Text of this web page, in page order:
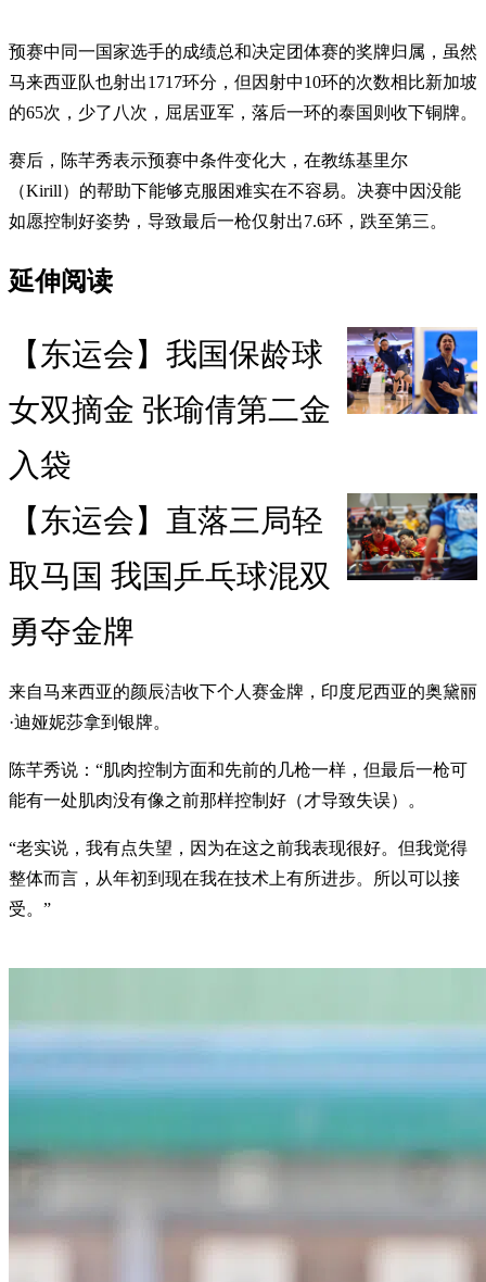
预赛中同一国家选手的成绩总和决定团体赛的奖牌归属，虽然
马来西亚队也射出1717环分，但因射中10环的次数相比新加坡
的65次，少了八次，屈居亚军，落后一环的泰国则收下铜牌。
赛后，陈芊秀表示预赛中条件变化大，在教练基里尔
（Kirill）的帮助下能够克服困难实在不容易。决赛中因没能
如愿控制好姿势，导致最后一枪仅射出7.6环，跌至第三。
延伸阅读
【东运会】我国保龄球
女双摘金 张瑜倩第二金
入袋
【东运会】直落三局轻
取马国 我国乒乓球混双
勇夺金牌
来自马来西亚的颜辰洁收下个人赛金牌，印度尼西亚的奥黛丽
·迪娅妮莎拿到银牌。
陈芊秀说：“肌肉控制方面和先前的几枪一样，但最后一枪可
能有一处肌肉没有像之前那样控制好（才导致失误）。
“老实说，我有点失望，因为在这之前我表现很好。但我觉得
整体而言，从年初到现在我在技术上有所进步。所以可以接
受。”